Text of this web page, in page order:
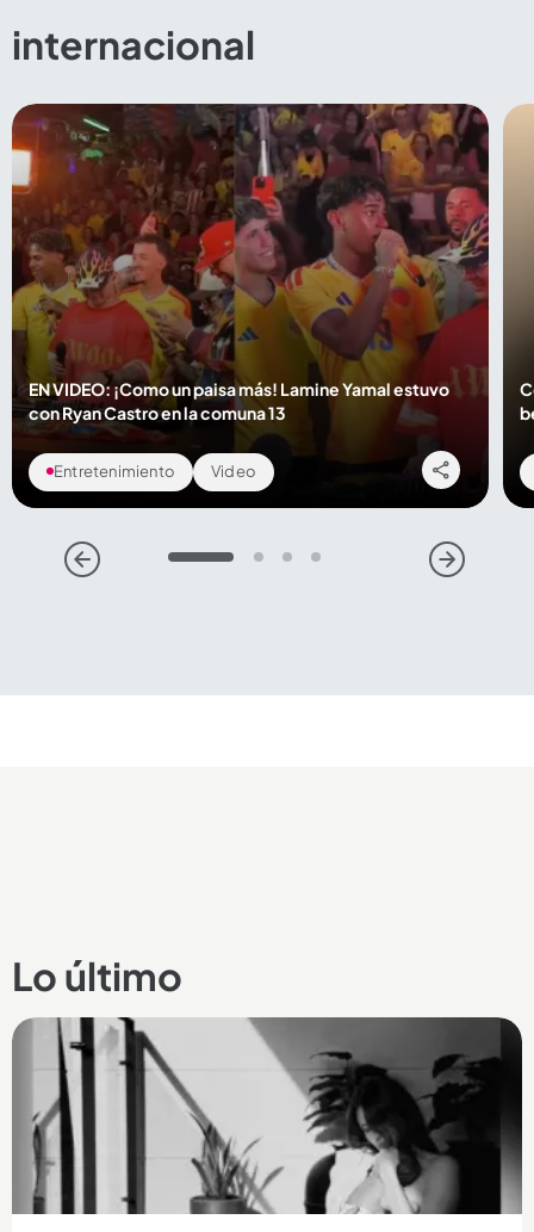
Compartir Noticia
internacional
EN VIDEO: ¡Como un paisa más! Lamine Yamal estuvo
con Ryan Castro en la comuna 13
Entretenimiento Video
1 2 3 4
Lo último